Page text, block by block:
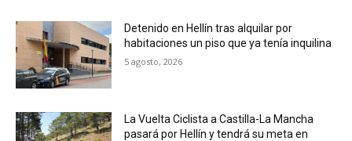
Detenido en Hellín tras alquilar por
habitaciones un piso que ya tenía inquilina
5 agosto, 2026
La Vuelta Ciclista a Castilla-La Mancha
pasará por Hellín y tendrá su meta en